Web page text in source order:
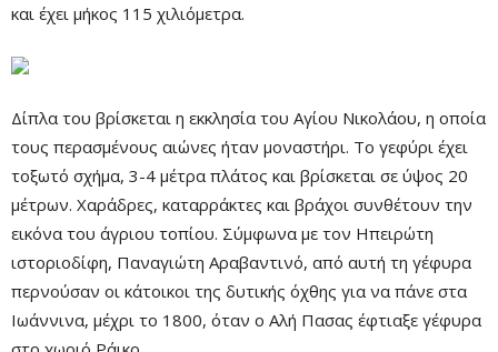
και έχει μήκος 115 χιλιόμετρα.
Δίπλα του βρίσκεται η εκκλησία του Αγίου Νικολάου, η οποία
τους περασμένους αιώνες ήταν μοναστήρι. Το γεφύρι έχει
τοξωτό σχήμα, 3-4 μέτρα πλάτος και βρίσκεται σε ύψος 20
μέτρων. Χαράδρες, καταρράκτες και βράχοι συνθέτουν την
εικόνα του άγριου τοπίου. Σύμφωνα με τον Ηπειρώτη
ιστοριοδίφη, Παναγιώτη Αραβαντινό, από αυτή τη γέφυρα
περνούσαν οι κάτοικοι της δυτικής όχθης για να πάνε στα
Ιωάννινα, μέχρι το 1800, όταν ο Αλή Πασας έφτιαξε γέφυρα